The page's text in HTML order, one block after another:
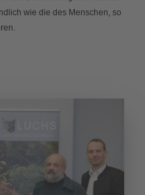
wie die des Menschen, so